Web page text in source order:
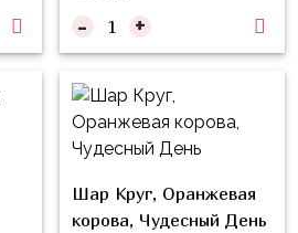
- +
Шар Круг, Оранжевая
корова, Чудесный День